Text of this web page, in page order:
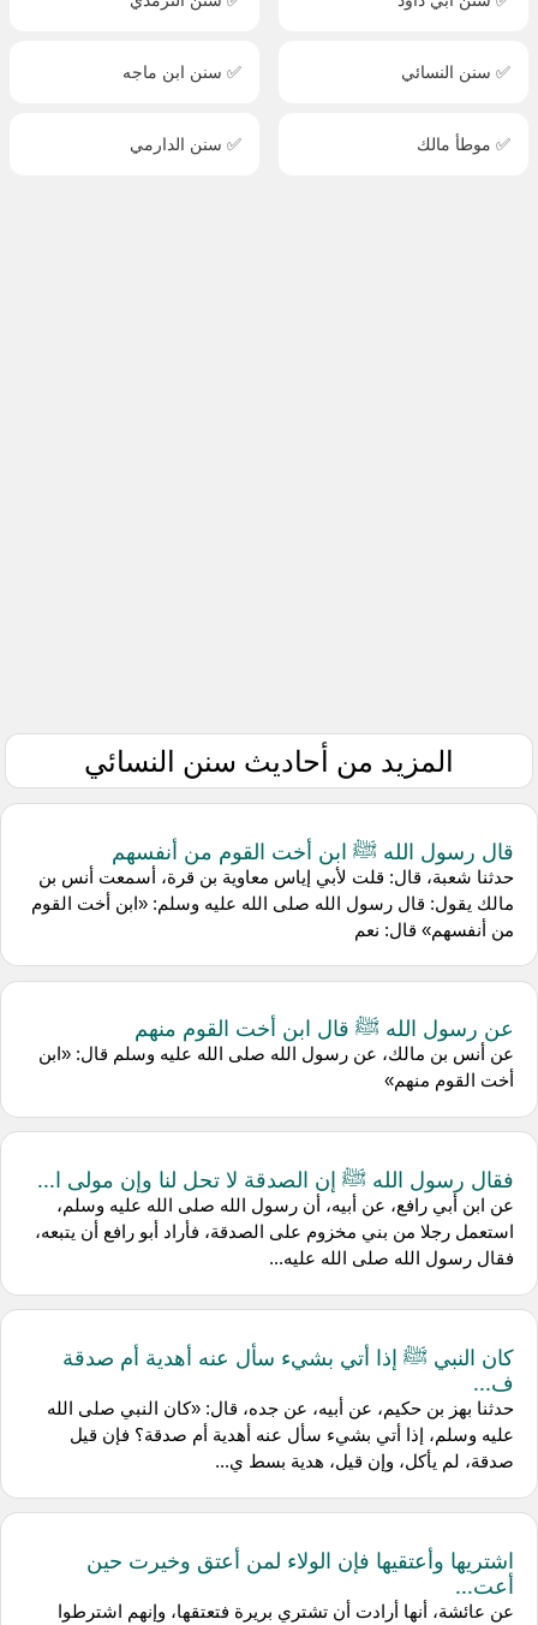
✅ سنن النسائي ✅ سنن ابن ماجه
✅ موطأ مالك ✅ سنن الدارمي
المزيد من أحاديث سنن النسائي
قال رسول الله ﷺ ابن أخت القوم من أنفسهم
حدثنا شعبة، قال: قلت لأبي إياس معاوية بن قرة، أسمعت أنس بن
مالك يقول: قال رسول الله صلى الله عليه وسلم: «ابن أخت القوم
من أنفسهم» قال: نعم
عن رسول الله ﷺ قال ابن أخت القوم منهم
عن أنس بن مالك، عن رسول الله صلى الله عليه وسلم قال: «ابن
أخت القوم منهم»
فقال رسول الله ﷺ إن الصدقة لا تحل لنا وإن مولى ا...
عن ابن أبي رافع، عن أبيه، أن رسول الله صلى الله عليه وسلم،
استعمل رجلا من بني مخزوم على الصدقة، فأراد أبو رافع أن يتبعه،
فقال رسول الله صلى الله عليه...
كان النبي ﷺ إذا أتي بشيء سأل عنه أهدية أم صدقة
ف...
حدثنا بهز بن حكيم، عن أبيه، عن جده، قال: «كان النبي صلى الله
عليه وسلم، إذا أتي بشيء سأل عنه أهدية أم صدقة؟ فإن قيل
صدقة، لم يأكل، وإن قيل، هدية بسط ي...
اشتريها وأعتقيها فإن الولاء لمن أعتق وخيرت حين
أعت...
عن عائشة، أنها أرادت أن تشتري بريرة فتعتقها، وإنهم اشترطوا